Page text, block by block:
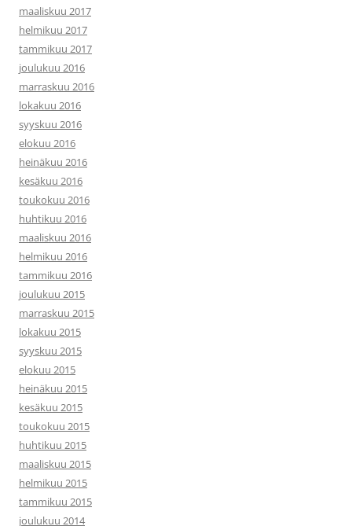
maaliskuu 2017
helmikuu 2017
tammikuu 2017
joulukuu 2016
marraskuu 2016
lokakuu 2016
syyskuu 2016
elokuu 2016
heinäkuu 2016
kesäkuu 2016
toukokuu 2016
huhtikuu 2016
maaliskuu 2016
helmikuu 2016
tammikuu 2016
joulukuu 2015
marraskuu 2015
lokakuu 2015
syyskuu 2015
elokuu 2015
heinäkuu 2015
kesäkuu 2015
toukokuu 2015
huhtikuu 2015
maaliskuu 2015
helmikuu 2015
tammikuu 2015
joulukuu 2014